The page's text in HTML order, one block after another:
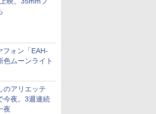
フォン「EAH-
色ムーンライト
のアリエッテ
今夜。3週連続
夜